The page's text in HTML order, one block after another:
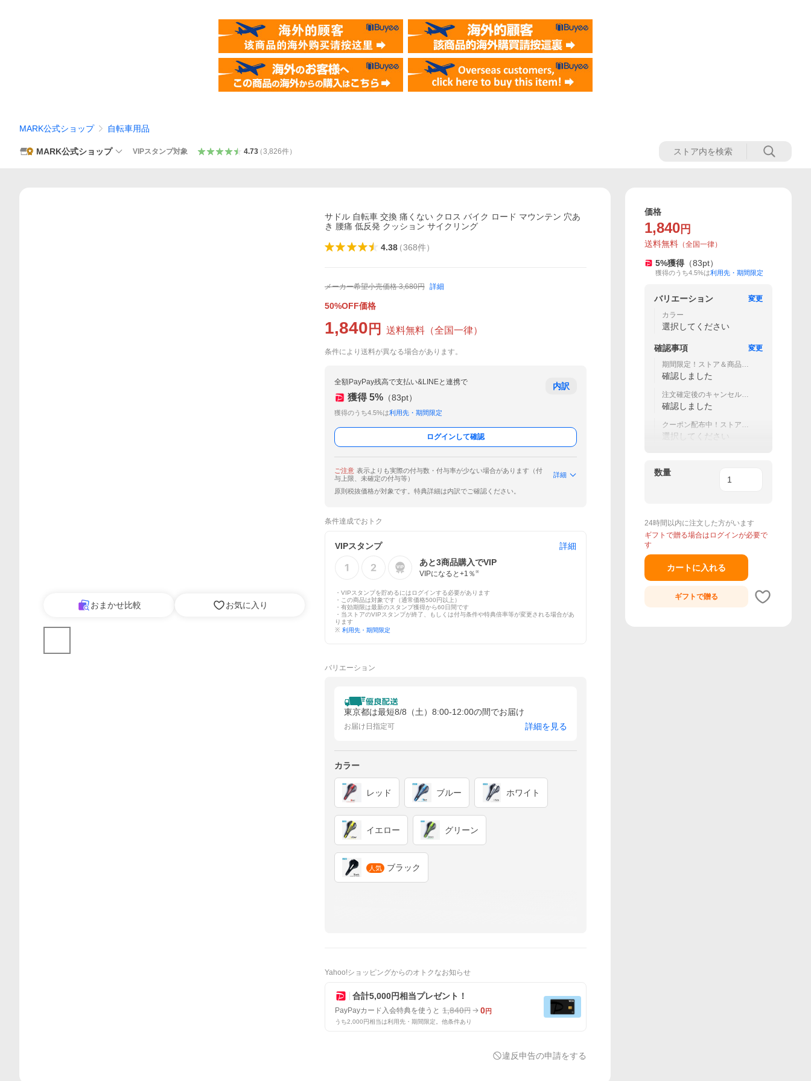
MARK公式ショップ 自転車用品
MARK公式ショップ VIPスタンプ対象 4.73（3,826件）
おまかせ比較 お気に入り
サドル 自転車 交換 痛くない クロス バイク ロード マウンテン 穴あ
き 腰痛 低反発 クッション サイクリング
4.38（368件）
メーカー希望小売価格 3,680円 詳細
50%OFF価格
1,840 円 送料無料 （全国一律）
条件により送料が異なる場合があります。
全額PayPay残高で支払い&LINEと連携で
獲得 5% （83pt）
獲得のうち4.5%は利用先・期間限定
内訳
ログインして確認
ご注意 表示よりも実際の付与数・付与率が少ない場合があります（付
与上限、未確定の付与等）
詳細
原則税抜価格が対象です。特典詳細は内訳でご確認ください。
条件達成でおトク
VIPスタンプ
詳細
あと3商品購入でVIP
VIPになると+1 ％ ※
・VIPスタンプを貯めるにはログインする必要があります
・この商品は対象です（通常価格500円以上）
・有効期限は最新のスタンプ獲得から60日間です
・当ストアのVIPスタンプが終了、もしくは付与条件や特典倍率等が変更される場合があ
ります
※ 利用先・期間限定
バリエーション
東京都は最短8/8（土）8:00-12:00の間でお届け
お届け日指定可 詳細を見る
カラー
レッド ブルー ホワイト
イエロー グリーン
人気 ブラック
Yahoo!ショッピングからのオトクなお知らせ
合計5,000円相当プレゼント！
PayPayカード入会特典を使うと 1,840円 0円
うち2,000円相当は利用先・期間限定。他条件あり
違反申告の申請をする
価格
1,840 円
送料無料 （全国一律）
5%獲得 （83pt）
獲得のうち4.5%は利用先・期間限定
バリエーション
変更
カラー
選択してください
確認事項
変更
期間限定！ストア＆商品レ
ビュー投稿で30日→1年保
証！
確認しました
注文確定後のキャンセル、
住所変更は承れません
確認しました
クーポン配布中！ストア内
どれでも２点以上同時注文
選択してください
数量
24時間以内に注文した方がいます
ギフトで贈る場合はログインが必要で
す
カートに入れる
ギフトで贈る